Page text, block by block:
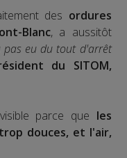
des ordures
Blanc, a aussitôt
pas eu du tout d'arrêt
du SITOM,
parce que les
douces, et l'air,